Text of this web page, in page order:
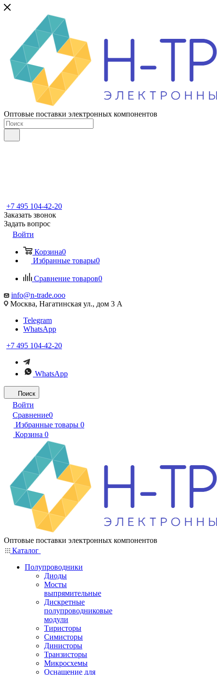
Оптовые поставки электронных компонентов
+7 495 104-42-20
Заказать звонок
Задать вопрос
Войти
Корзина0
Избранные товары0
Сравнение товаров0
info@n-trade.ooo
Москва, Нагатинская ул., дом 3 А
Telegram
WhatsApp
+7 495 104-42-20
WhatsApp
Поиск
Войти
Сравнение0
Избранные товары 0
Корзина 0
Оптовые поставки электронных компонентов
Каталог
Полупроводники
Диоды
Мосты
выпрямительные
Дискретные
полупроводниковые
модули
Тиристоры
Симисторы
Динисторы
Транзисторы
Микросхемы
Оснащение для